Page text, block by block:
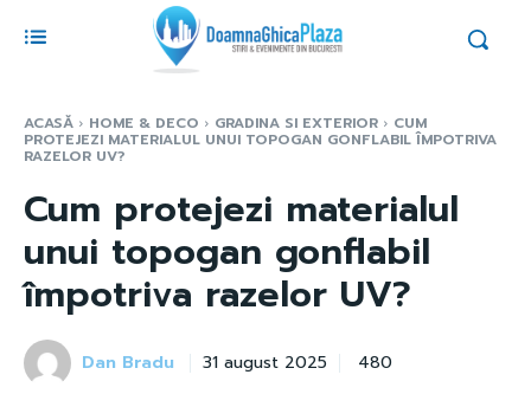
ACASĂ HOME & DECO GRADINA SI EXTERIOR CUM
PROTEJEZI MATERIALUL UNUI TOPOGAN GONFLABIL ÎMPOTRIVA
RAZELOR UV?
Cum protejezi materialul
unui topogan gonflabil
împotriva razelor UV?
Dan Bradu 31 august 2025 480